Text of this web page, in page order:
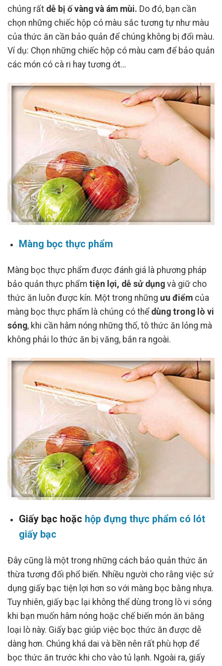
chúng rất dễ bị ố vàng và ám mùi. Do đó, bạn cần
chọn những chiếc hộp có màu sắc tương tự như màu
của thức ăn cần bảo quản để chúng không bị đổi màu.
Ví dụ: Chọn những chiếc hộp có màu cam để bảo quản
các món có cà ri hay tương ớt…
Màng bọc thực phẩm
Màng bọc thực phẩm được đánh giá là phương pháp
bảo quản thực phẩm tiện lợi, dễ sử dụng và giữ cho
thức ăn luôn được kín. Một trong những ưu điểm của
màng bọc thực phẩm là chúng có thểdùng trong lò vi
sóng, khi cần hâm nóng những thố, tô thức ăn lỏng mà
không phải lo thức ăn bị văng, bắn ra ngoài.
Giấy bạc hoặc hộp đựng thực phẩm có lót
giấy bạc
Đây cũng là một trong những cách bảo quản thức ăn
thừa tương đối phổ biến. Nhiều người cho rằng việc sử
dụng giấy bạc tiện lợi hơn so với màng bọc bằng nhựa.
Tuy nhiên, giấy bạc lại không thể dùng trong lò vi sóng
khi bạn muốn hâm nóng hoặc chế biến món ăn bằng
loại lò này. Giấy bạc giúp việc bọc thức ăn được dễ
dàng hơn. Chúng khá dai và bền nên rất phù hợp để
bọc thức ăn trước khi cho vào tủ lạnh. Ngoài ra, giấy